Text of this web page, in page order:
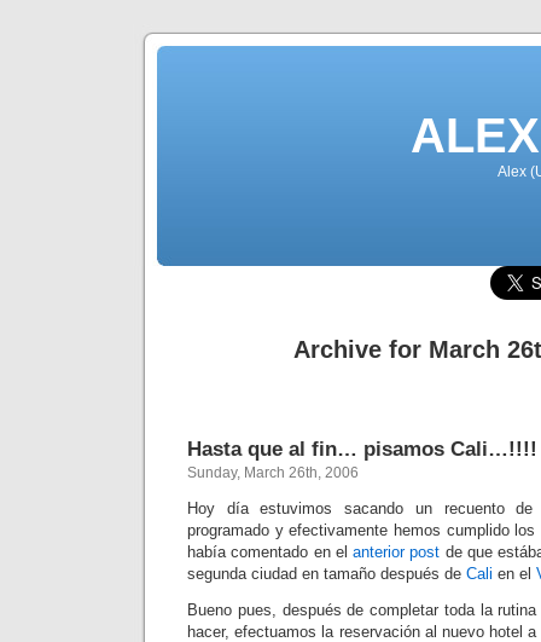
Alex
Archive for March
Hasta que al fin… pisamos Cali…!!!!
Sunday, March 26th, 2006
Hoy día estuvimos sacando un recuento
programado y efectivamente hemos cumplido
había comentado en el anterior post de que
segunda ciudad en tamaño después de Cali en el
Bueno pues, después de completar toda la
hacer, efectuamos la reservación al nuevo hotel